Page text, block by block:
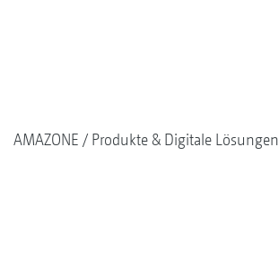
AMAZONE Produkte & Digitale Lösungen